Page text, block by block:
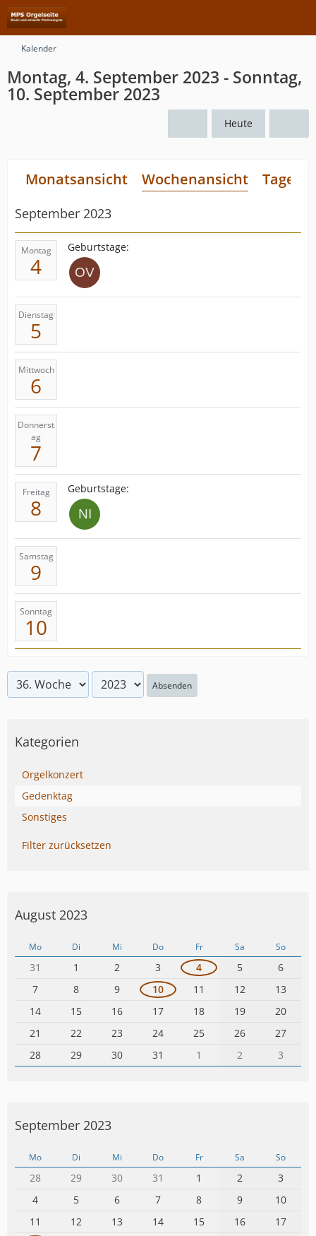
Kalender
Montag, 4. September 2023 - Sonntag,
10. September 2023
Heute
Monatsansicht Wochenansicht
September 2023
Montag
4
Geburtstage:
Dienstag
5
Mittwoch
6
Donnerst
ag
7
Freitag
8
Geburtstage:
Samstag
9
Sonntag
10
Absenden
Kategorien
Orgelkonzert
Gedenktag
Sonstiges
Filter zurücksetzen
August 2023
Mo Di Mi Do Fr Sa So
31 1 2 3 4 5
6
7
8 9 10 11 12
13
14
15 16 17 18 19
20
21
22 23 24 25 26
27
28
29 30 31 1 2 3
September 2023
Mo Di Mi Do Fr Sa So
28 29 30 31 1 2
3
4
5 6 7 8 9
10
11
12 13 14 15 16
17